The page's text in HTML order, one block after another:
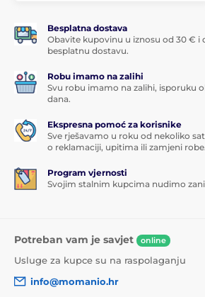
Besplatna dostava
Obavite kupovinu u iznosu od 30 € i
besplatnu dostavu.
Robu imamo na zalihi
Svu robu imamo na zalihi, isporuku
dana.
Ekspresna pomoć za korisnike
Sve rješavamo u roku od nekoliko
o reklamaciji, upitima ili zamjeni robe.
Program vjernosti
Svojim stalnim kupcima nudimo
Potreban vam je savjet online
Usluge za kupce su na raspolaganju
info@momanio.hr